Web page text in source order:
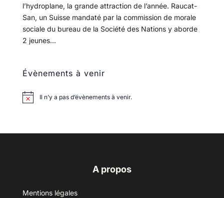
l’hydroplane, la grande attraction de l’année. Raucat-
San, un Suisse mandaté par la commission de morale
sociale du bureau de la Société des Nations y aborde
2 jeunes...
Évènements à venir
Il n’y a pas d’évènements à venir.
A propos
Mentions légales